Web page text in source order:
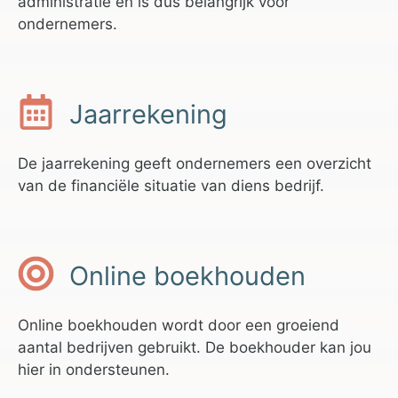
ondernemers.
Jaarrekening
De jaarrekening geeft ondernemers een overzicht
van de financiële situatie van diens bedrijf.
Online boekhouden
Online boekhouden wordt door een groeiend
aantal bedrijven gebruikt. De boekhouder kan jou
hier in ondersteunen.